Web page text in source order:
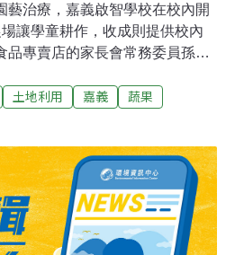
藝治療，嘉義啟智學校在校內開
讓學童耕作，收成則提供校內
品專賣店的家長會常務委員孫文
雲表示，目前校內約有340位學
要是讓孩子們透過栽種認識蔬
，夏天以稻米、芋頭、根莖蔬
菜類。收成蔬果除參與耕作學童
教職員工以每斤10元認購，為了
種植過程均沒有噴灑化學藥劑
術指導的防蟲液「葵無露」，由
土地利用 嘉義
蔬果